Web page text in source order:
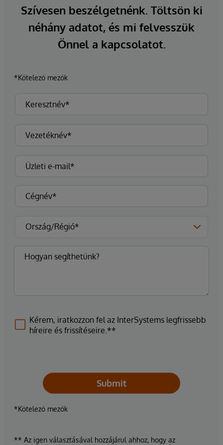
Szívesen beszélgetnénk. Töltsön ki
néhány adatot, és mi felvesszük
Önnel a kapcsolatot.
*Kötelező mezők
Kérem, iratkozzon fel az InterSystems legfrissebb
híreire és frissítéseire.**
Submit
*Kötelező mezők
** Az igen választásával hozzájárul ahhoz, hogy az